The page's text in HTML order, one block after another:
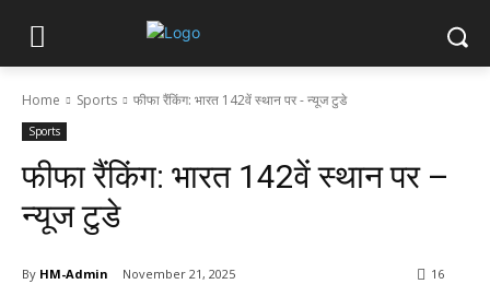
Home Sports फीफा रैंकिंग: भारत 142वें स्थान पर - न्यूज टुडे
Sports
फीफा रैंकिंग: भारत 142वें स्थान पर –
न्यूज टुडे
By HM-Admin November 21, 2025 16